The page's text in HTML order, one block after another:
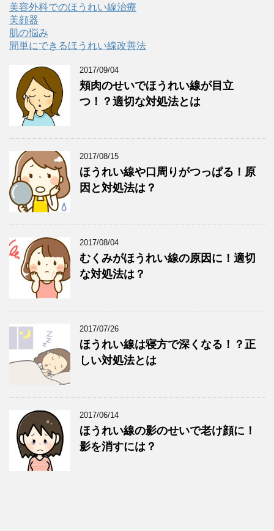
美容外科でのほうれい線治療
美顔器
肌の悩み
間単にできるほうれい線改善法
2017/09/04
頬肉のせいでほうれい線が目立
つ！？適切な対処法とは
2017/08/15
ほうれい線や口周りがつっぱる！原
因と対処法は？
2017/08/04
むくみがほうれい線の原因に！適切
な対処法は？
2017/07/26
ほうれい線は寝方で深くなる！？正
しい対処法とは
2017/06/14
ほうれい線の影のせいで老け顔に！
影を消すには？